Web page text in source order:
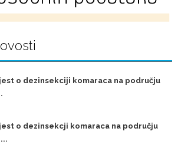
o dezinsekciji komaraca na području
o dezinsekcji komaraca na području